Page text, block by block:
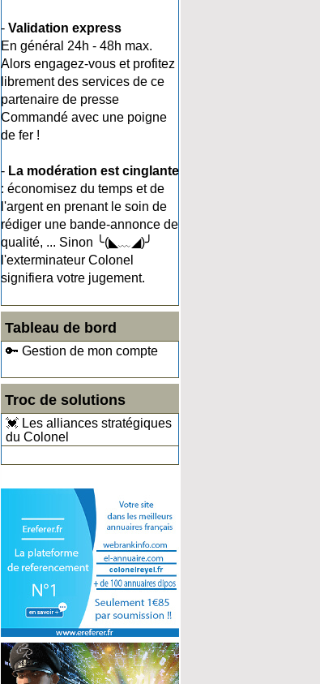
- Validation express
En général 24h - 48h max.
Alors engagez-vous et profitez
librement des services de ce
partenaire de presse
Commandé avec une poigne
de fer !
- La modération est cinglante
: économisez du temps et de
l'argent en prenant le soin de
rédiger une bande-annonce de
qualité, ... Sinon ╰(◣﹏◢)╯
l'exterminateur Colonel
signifiera votre jugement.
Tableau de bord
🔑 Gestion de mon compte
Troc de solutions
💓 Les alliances stratégiques
du Colonel